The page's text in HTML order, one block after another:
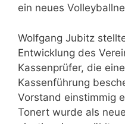
ein neues
Wolfgang Jubitz
Entwicklung des
Kassenprüfer, die
Kassenführung
Vorstand einstimmig
Tonert wurde als